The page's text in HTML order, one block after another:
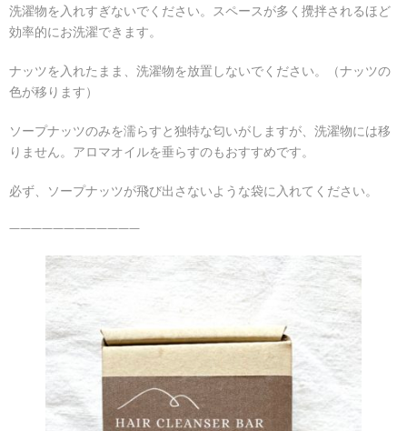
洗濯物を入れすぎないでください。スペースが多く攪拌されるほど
効率的にお洗濯できます。
ナッツを入れたまま、洗濯物を放置しないでください。（ナッツの
色が移ります）
ソープナッツのみを濡らすと独特な匂いがしますが、洗濯物には移
りません。アロマオイルを垂らすのもおすすめです。
必ず、ソープナッツが飛び出さないような袋に入れてください。
————————————